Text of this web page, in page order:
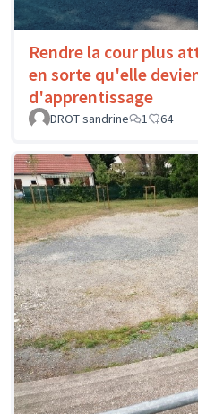
Rendre la cour plus
en sorte qu'elle
d'apprentissage
DROT sandrine 1 64